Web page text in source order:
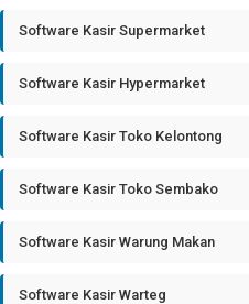
Software Kasir Supermarket
Software Kasir Hypermarket
Software Kasir Toko Kelontong
Software Kasir Toko Sembako
Software Kasir Warung Makan
Software Kasir Warteg